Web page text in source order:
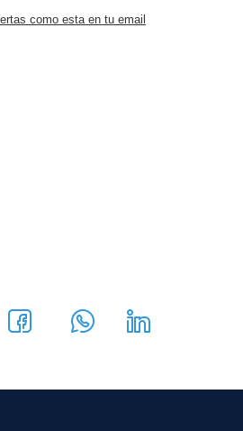
como esta en tu email